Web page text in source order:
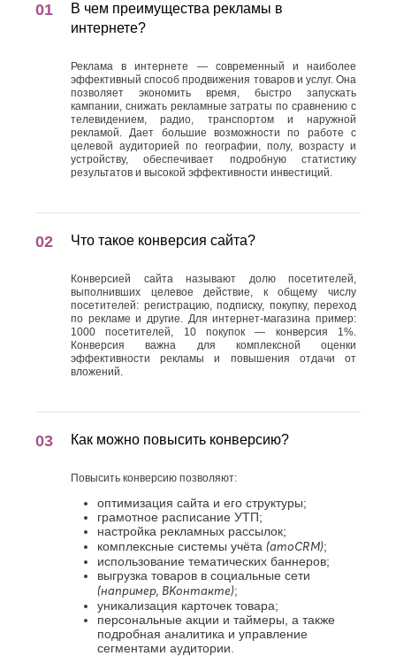
В чем преимущества рекламы в
интернете?
Реклама в интернете — современный и наиболее
эффективный способ продвижения товаров и услуг. Она
позволяет экономить время, быстро запускать
кампании, снижать рекламные затраты по сравнению с
телевидением, радио, транспортом и наружной
рекламой. Дает большие возможности по работе с
целевой аудиторией по географии, полу, возрасту и
устройству, обеспечивает подробную статистику
результатов и высокой эффективности инвестиций.
Что такое конверсия сайта?
Конверсией сайта называют долю посетителей,
выполнивших целевое действие, к общему числу
посетителей: регистрацию, подписку, покупку, переход
по рекламе и другие. Для интернет-магазина пример:
1000 посетителей, 10 покупок — конверсия 1%.
Конверсия важна для комплексной оценки
эффективности рекламы и повышения отдачи от
вложений.
Как можно повысить конверсию?
Повысить конверсию позволяют:
оптимизация сайта и его структуры;
грамотное расписание УТП;
настройка рекламных рассылок;
комплексные системы учёта (amoCRM);
использование тематических баннеров;
выгрузка товаров в социальные сети
(например, ВКонтакте);
уникализация карточек товара;
персональные акции и таймеры, а также
подробная аналитика и управление
сегментами аудитории.